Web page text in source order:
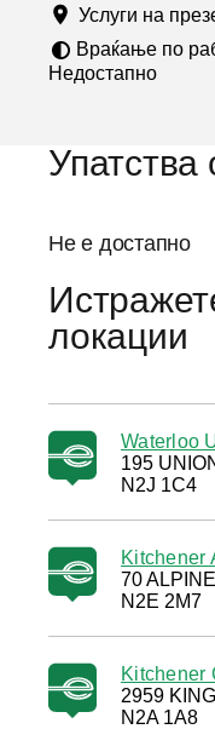
о
р
Услуги на
Враќање по
Недостапно
Не е достапно
локации
Waterloo
195
N2J 1C4
Kitchener
70
N2E 2M7
Kitchener
2959
N2A 1A8